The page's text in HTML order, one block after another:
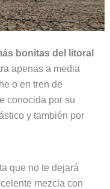
bonitas del litoral
apenas a media
o en tren de
conocida por su
y también por
que no te dejará
mezcla con